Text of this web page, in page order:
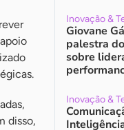
disso,
Inovação &
Giovane
palestra
sobre
Inovação &